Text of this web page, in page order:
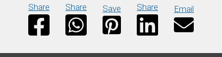
Share Share Save Share Email